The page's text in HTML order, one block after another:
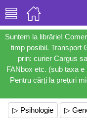
Suntem la librărie!
timp posibil. Transport
prin: curier Cargus
FANbox etc. (sub taxa
Pentru cărți la prețuri
▷ Psihologie ▷